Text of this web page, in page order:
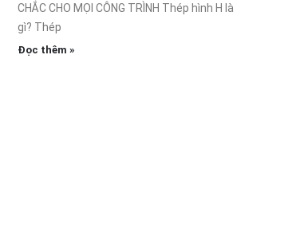
CHẮC CHO MỌI CÔNG TRÌNH Thép hình H là
gì? Thép
Đọc thêm »